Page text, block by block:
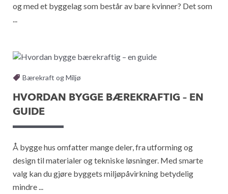
og med et byggelag som består av bare kvinner? Det som
...
Bærekraft og Miljø
HVORDAN BYGGE BÆREKRAFTIG – EN
GUIDE
Å bygge hus omfatter mange deler, fra utforming og
design til materialer og tekniske løsninger. Med smarte
valg kan du gjøre byggets miljøpåvirkning betydelig
mindre ...